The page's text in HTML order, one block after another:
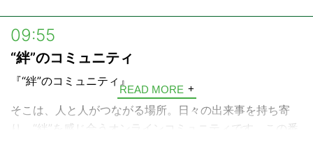
内容から会社経営におけるノウハウ、日本市場の課題、注
目の経済ニュースまで深堀り！
他では聞けない切れ味鋭い経済トークをお送りします。
投資家（アクティビスト）は、投資先の企業と“対話“する
ことにより企業価値（株価）を高める”エンゲージメン
ト“を行います。
09:55
“絆”のコミュニティ
『“絆”のコミュニティ』
そこは、人と人がつながる場所。日々の出来事を持ち寄
り、“絆”を感じ合うオンラインコミュニティです。この番
READ MORE